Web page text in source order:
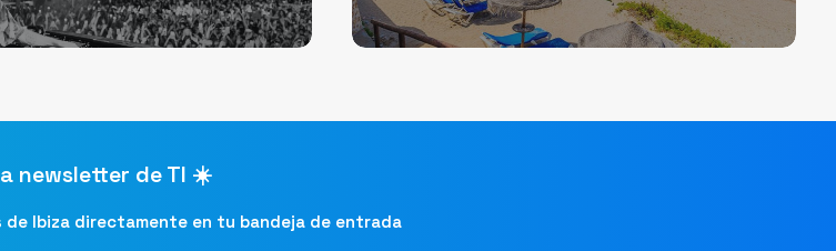
newsletter de TI ☀️
de Ibiza directamente en tu bandeja de entrada